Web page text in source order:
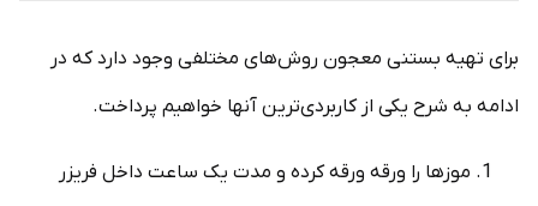
برای تهیه بستنی معجون روش‌های مختلفی وجود دارد که در
ادامه به شرح یکی از کاربردی‌ترین آنها خواهیم پرداخت.
موزها را ورقه ورقه کرده و مدت یک ساعت داخل فریزر